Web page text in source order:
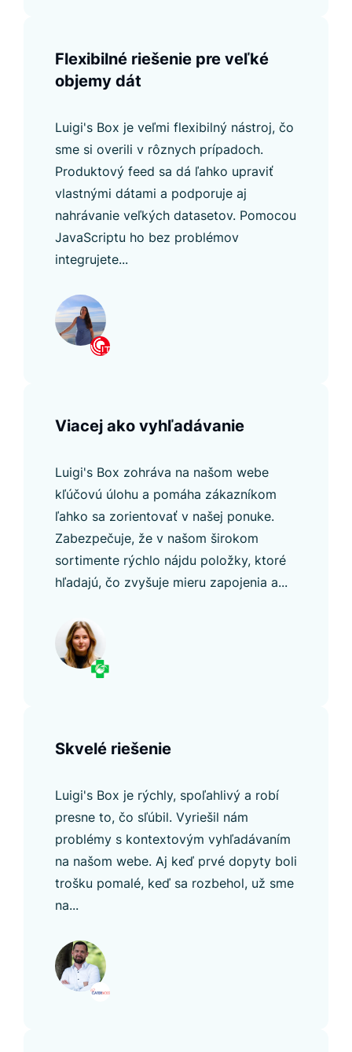
Flexibilné riešenie pre veľké
objemy dát
Luigi's Box je veľmi flexibilný nástroj, čo
sme si overili v rôznych prípadoch.
Produktový feed sa dá ľahko upraviť
vlastnými dátami a podporuje aj
nahrávanie veľkých datasetov. Pomocou
JavaScriptu ho bez problémov
integrujete...
Viacej ako vyhľadávanie
Luigi's Box zohráva na našom webe
kľúčovú úlohu a pomáha zákazníkom
ľahko sa zorientovať v našej ponuke.
Zabezpečuje, že v našom širokom
sortimente rýchlo nájdu položky, ktoré
hľadajú, čo zvyšuje mieru zapojenia a...
Skvelé riešenie
Luigi's Box je rýchly, spoľahlivý a robí
presne to, čo sľúbil. Vyriešil nám
problémy s kontextovým vyhľadávaním
na našom webe. Aj keď prvé dopyty boli
trošku pomalé, keď sa rozbehol, už sme
na...